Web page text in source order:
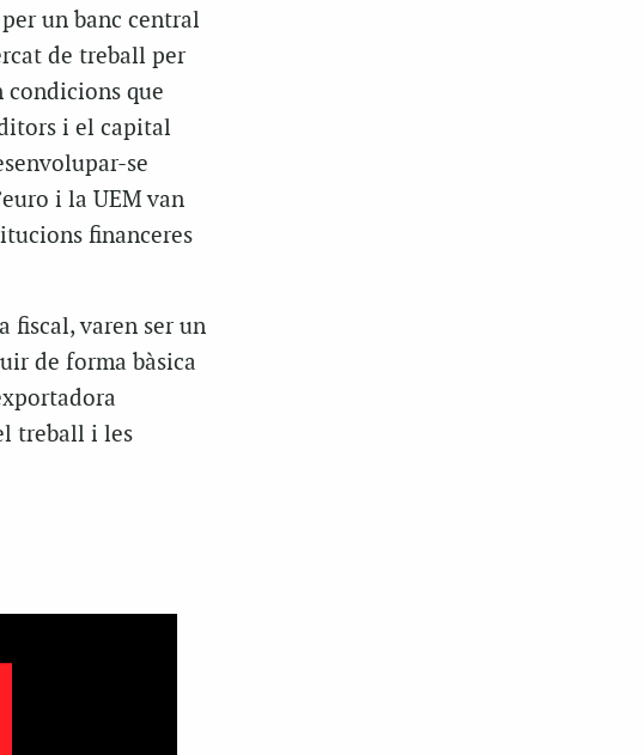
un banc central
de treball per
que
i el capital
se
i la UEM van
financeres
fiscal, varen ser un
de forma bàsica
treball i les